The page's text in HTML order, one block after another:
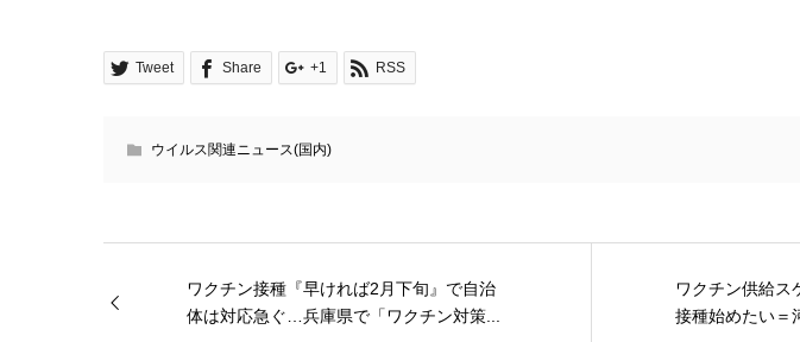
Tweet Share +1 RSS
ウイルス関連ニュース(国内)
ワクチン接種『早ければ2月下旬』で自治
体は対応急ぐ…兵庫県で「ワクチン対策...
ワクチン供給ス
接種始めたい＝